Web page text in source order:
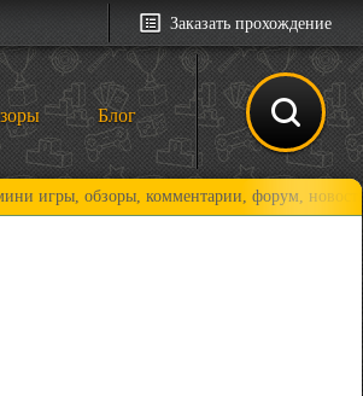
Заказать прохождение
Блог
комментарии, форум, новости и,